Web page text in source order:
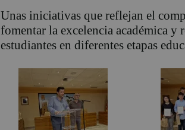
Unas iniciativas que reflejan el
fomentar la excelencia académica y
estudiantes en diferentes etapas